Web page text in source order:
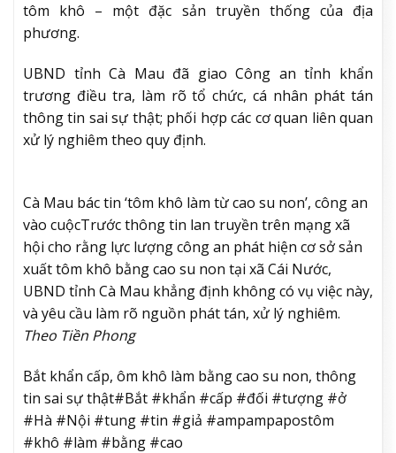
tôm khô – một đặc sản truyền thống của địa
phương.
UBND tỉnh Cà Mau đã giao Công an tỉnh khẩn
trương điều tra, làm rõ tổ chức, cá nhân phát tán
thông tin sai sự thật; phối hợp các cơ quan liên quan
xử lý nghiêm theo quy định.
Cà Mau bác tin ‘tôm khô làm từ cao su non’, công an
vào cuộcTrước thông tin lan truyền trên mạng xã
hội cho rằng lực lượng công an phát hiện cơ sở sản
xuất tôm khô bằng cao su non tại xã Cái Nước,
UBND tỉnh Cà Mau khẳng định không có vụ việc này,
và yêu cầu làm rõ nguồn phát tán, xử lý nghiêm.
Theo Tiền Phong
Bắt khẩn cấp, ôm khô làm bằng cao su non, thông
tin sai sự thật#Bắt #khẩn #cấp #đối #tượng #ở
#Hà #Nội #tung #tin #giả #ampampapostôm
#khô #làm #bằng #cao